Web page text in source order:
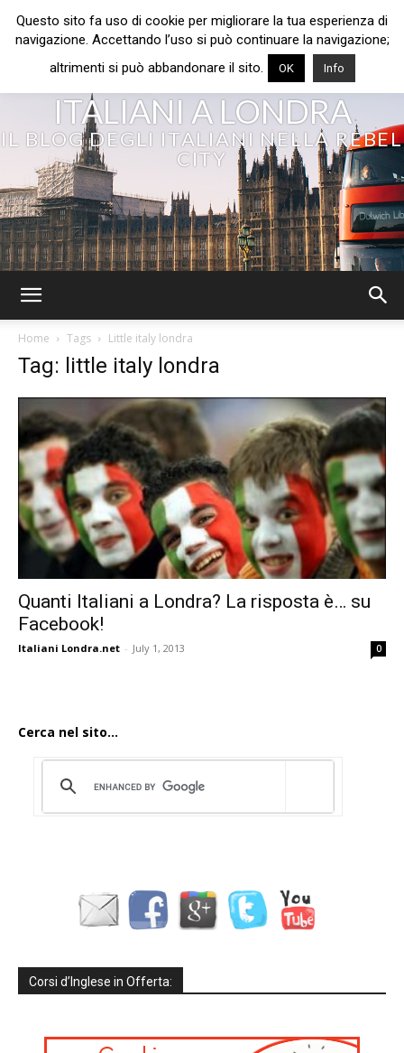
ITALIANI A LONDRA
IL BLOG DEGLI ITALIANI NELLA REBEL
CITY
Home Tags Little italy londra
Tag: little italy londra
Quanti Italiani a Londra? La risposta è… su
Facebook!
Italiani Londra.net - July 1, 2013 0
Cerca nel sito...
Corsi d’Inglese in Offerta:
Questo sito fa uso di cookie per migliorare la tua esperienza di
navigazione. Accettando l’uso si può continuare la navigazione;
altrimenti si può abbandonare il sito.
OK Info